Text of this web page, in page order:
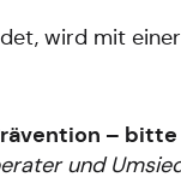
wird mit
–
und